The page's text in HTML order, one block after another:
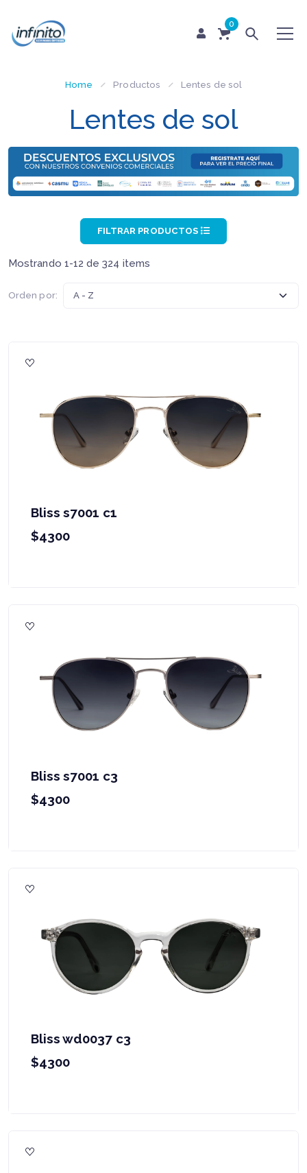
0
Home Productos Lentes de sol
Lentes de sol
FILTRAR PRODUCTOS
Mostrando 1-12 de 324 items
Orden por:
Bliss s7001 c1
$4300
Bliss s7001 c3
$4300
Bliss wd0037 c3
$4300